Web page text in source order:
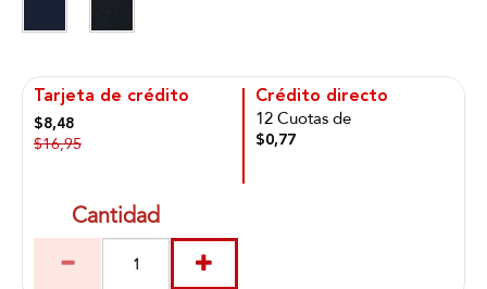
Tarjeta de crédito
$8,48
$16,95
Crédito directo
12 Cuotas de
$0,77
Cantidad